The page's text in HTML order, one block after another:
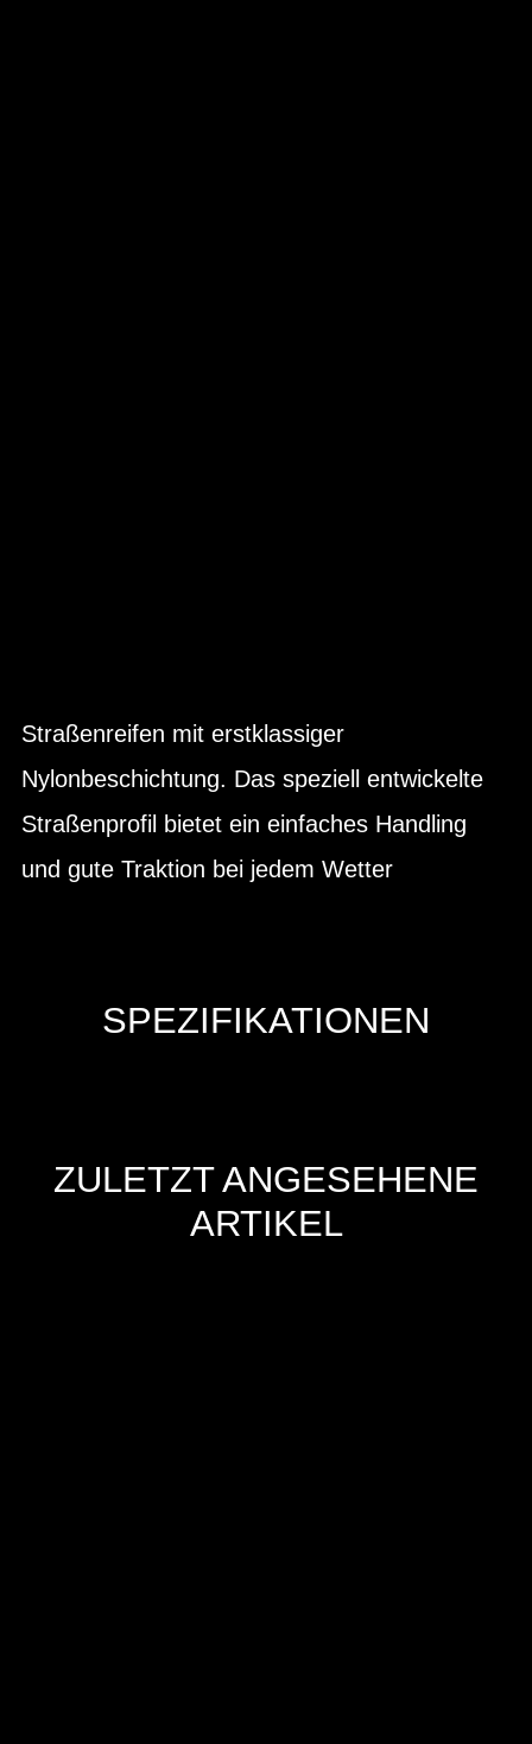
Straßenreifen mit erstklassiger
Nylonbeschichtung. Das speziell entwickelte
Straßenprofil bietet ein einfaches Handling
und gute Traktion bei jedem Wetter
SPEZIFIKATIONEN
ZULETZT ANGESEHENE
ARTIKEL